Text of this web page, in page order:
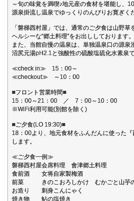
～旬の味覚を満喫♪地元産の食材を堪能し、
源泉掛流し温泉でゆっくりのんびりお寛ぎく
「磐梯西村屋」では、通常のご夕食は山野草
ヘルシーな“郷土料理”をお出ししております。
また、当館自慢の温泉は、単独温泉口の源泉
沼尻元湯pH2.1と強酸性の硫酸塩硫化水素泉で
≪check in≫ 15：00～
≪checkout≫ ～10：00
■フロント営業時間■
15：00～21：00 ／ 7：00～10：00
※WiFi利用可能(別館を除く)
■ご夕食(LO 19:30)■
18：00より、地元食材をふんだんに使った
します。
≪ご夕食一例≫
磐梯西村屋会席料理 會津郷土料理
食前酒 女将自家製梅酒
前菜 きのこおろしかけ むかごと山芋の
お造り 刺身こんにゃく
焼き物 鮎の塩焼き